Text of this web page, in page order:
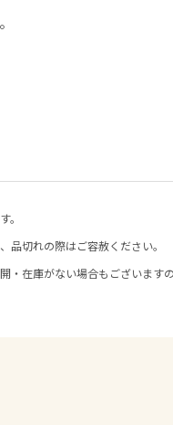
。
切れの際はご容赦ください。
在庫がない場合もございますの